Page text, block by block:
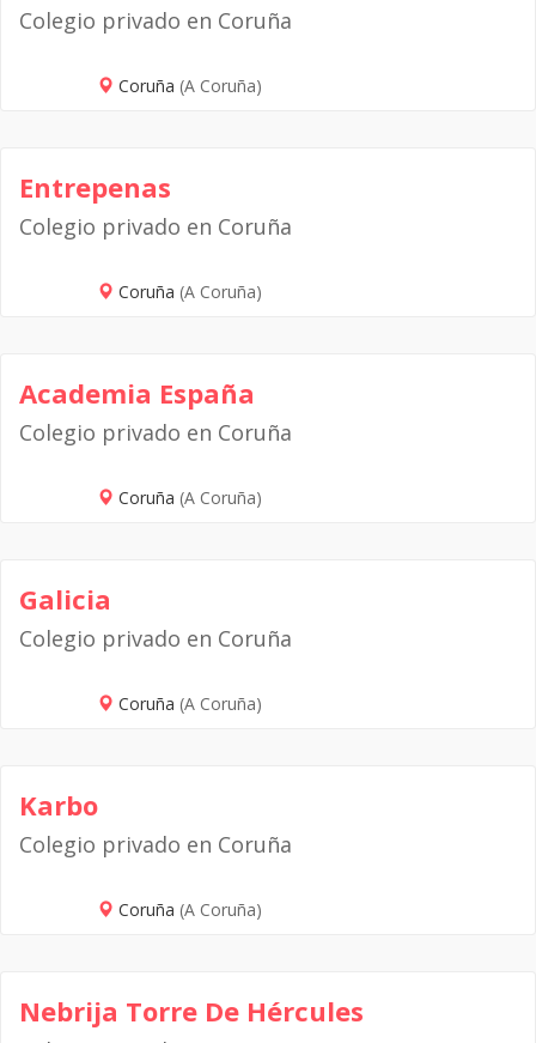
Colegio privado en Coruña
Coruña (A Coruña)
Entrepenas
Colegio privado en Coruña
Coruña (A Coruña)
Academia España
Colegio privado en Coruña
Coruña (A Coruña)
Galicia
Colegio privado en Coruña
Coruña (A Coruña)
Karbo
Colegio privado en Coruña
Coruña (A Coruña)
Nebrija Torre De Hércules